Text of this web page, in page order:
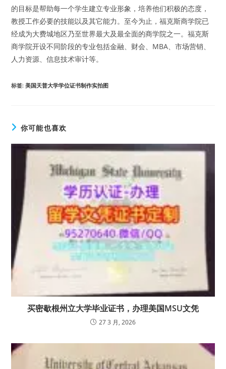
的目标是帮助每一个学生建立专业形象，培养他们积极的态度，
教授工作必要的技能以及其它能力。至今为止，福克斯商学院已
经成为大费城地区乃至世界最大及最全面的商学院之一。福克斯
商学院开设不同阶段的专业包括金融、财会、MBA、市场营销、
人力资源、信息技术审计等。
标签:美国天普大学学位证书制作实拍图
你可能也喜欢
买密歇根州立大学毕业证书，办理美国MSU文凭
27 3 月, 2026